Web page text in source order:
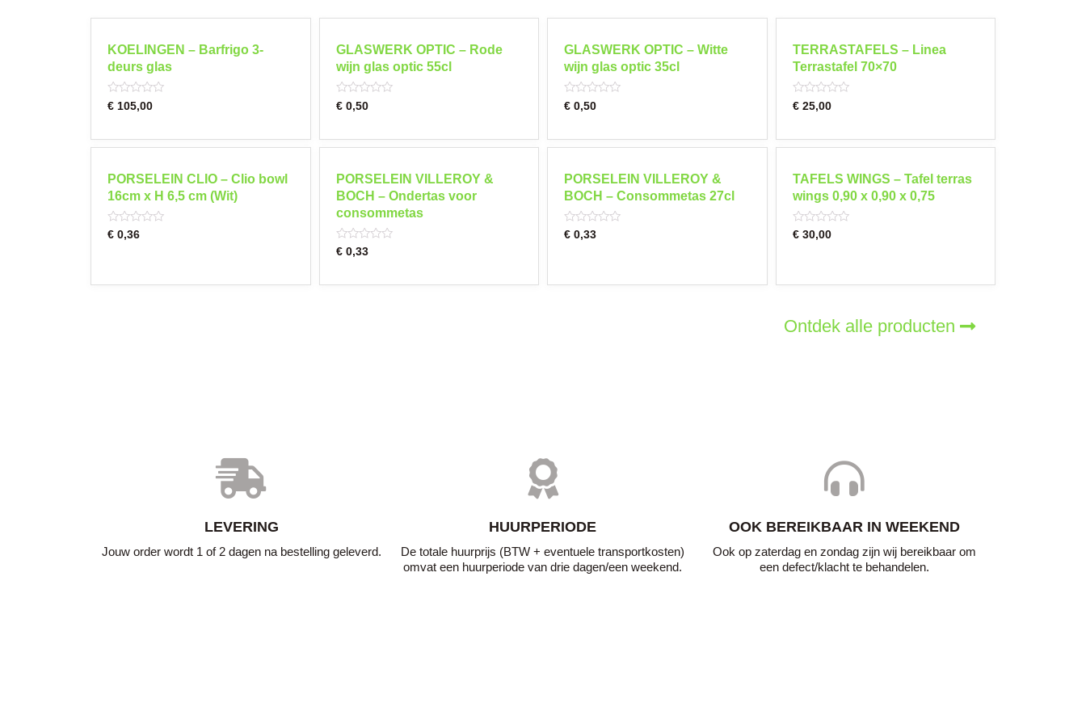
KOELINGEN – Barfrigo 3-
deurs glas
Rated
0
5
€ 105,00
GLASWERK OPTIC – Rode
wijn glas optic 55cl
Rated
0
5
€0,50
GLASWERK OPTIC – Witte
wijn glas optic 35cl
Rated
0
5
€ 0,50
TERRASTAFELS – Linea
Terrastafel 70×70
Rated
0
5
€25,00
PORSELEIN CLIO – Clio bowl
16cm x H 6,5 cm (Wit)
Rated
€ 0,36
PORSELEIN VILLEROY &
BOCH – Ondertas voor
consommetas
Rated
€0,33
PORSELEIN VILLEROY &
BOCH – Consommetas 27cl
Rated
€ 0,33
TAFELS WINGS – Tafel terras
wings 0,90 x 0,90 x 0,75
Rated
€30,00
Ontdek alle producten
LEVERING
Jouw order wordt 1 of 2 dagen na bestelling geleverd.
HUURPERIODE
De totale huurprijs (BTW + eventuele transportkosten)
omvat een huurperiode van drie dagen/een weekend.
OOK BEREIKBAAR IN WEEKEND
Ook op zaterdag en zondag zijn wij bereikbaar om
een defect/klacht te behandelen.